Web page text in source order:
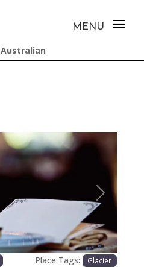
Australian
Prochaine
Place Tags: Glacier